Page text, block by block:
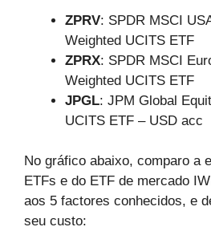
ZPRV: SPDR MSCI
Weighted UCITS ETF
ZPRX: SPDR MSCI
Weighted UCITS ETF
JPGL: JPM Global
UCITS ETF – USD acc
No gráfico abaixo, comparo a
ETFs e do ETF de mercado
aos 5 factores conhecidos, e
seu custo: